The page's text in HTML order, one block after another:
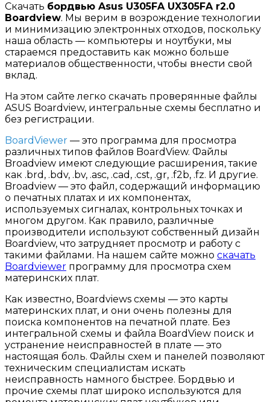
Скачать бордвью Asus U305FA UX305FA r2.0
Boardview. Мы верим в возрождение технологии
и минимизацию электронных отходов, поскольку
наша область — компьютеры и ноутбуки, мы
стараемся предоставить как можно больше
материалов общественности, чтобы внести свой
вклад.
На этом сайте легко скачать проверянные файлы
ASUS Boardview, интегральные схемы бесплатно и
без регистрации.
BoardViewer — это программа для просмотра
различных типов файлов BoardView. Файлы
Broadview имеют следующие расширения, такие
как .brd, .bdv, .bv, .asc, .cad, .cst, .gr, .f2b, .fz. И другие.
Broadview — это файл, содержащий информацию
о печатных платах и их компонентах,
используемых сигналах, контрольных точках и
многом другом. Как правило, различные
производители используют собственный дизайн
Boardview, что затрудняет просмотр и работу с
такими файлами. На нашем сайте можно скачать
Boardviewer программу для просмотра схем
материнских плат.
Как известно, Boardviews схемы — это карты
материнских плат, и они очень полезны для
поиска компонентов на печатной плате. Без
интегральной схемы и файла BoardView поиск и
устранение неисправностей в плате — это
настоящая боль. Файлы схем и панелей позволяют
техническим специалистам искать
неисправность намного быстрее. Бордвью и
прочие схемы плат широко используются для